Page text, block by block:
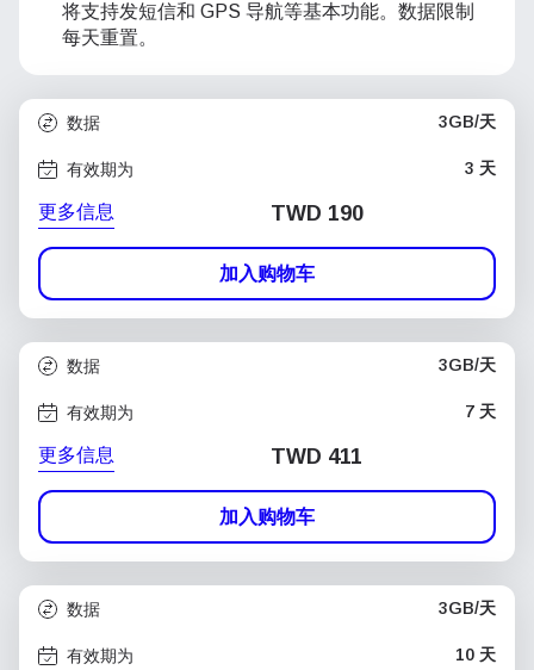
将支持发短信和 GPS 导航等基本功能。数据限制
每天重置。
数据 3GB/天
有效期为 3 天
更多信息 TWD 190
加入购物车
数据 3GB/天
有效期为 7 天
更多信息 TWD 411
加入购物车
数据 3GB/天
有效期为 10 天